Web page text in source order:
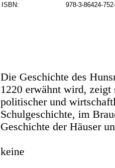
ISBN:
978-3-86424-
Die Geschichte des
1220 erwähnt wird,
politischer und
Schulgeschichte, im
Geschichte der Häuser
keine